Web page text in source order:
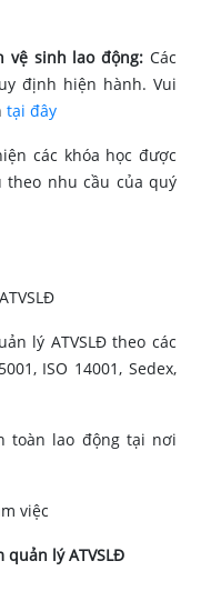
vệ sinh lao động: Các
định hiện hành. Vui
tại đây
các khóa học được
theo nhu cầu của quý
lý ATVSLĐ theo các
ISO 14001, Sedex,
toàn lao động tại nơi
việc
lý ATVSLĐ